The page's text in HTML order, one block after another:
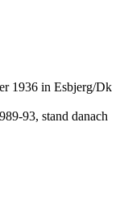
1936 in Esbjerg/Dk
93, stand danach